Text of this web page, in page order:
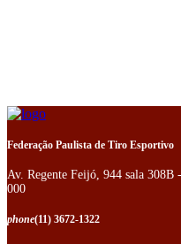
Federação Paulista de Tiro Esportivo
Av. Regente Feijó, 944 sala
000
phone(11) 3672-1322